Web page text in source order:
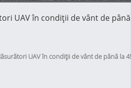
UAV în condiții de vânt de
UAV în condiții de vânt de până la